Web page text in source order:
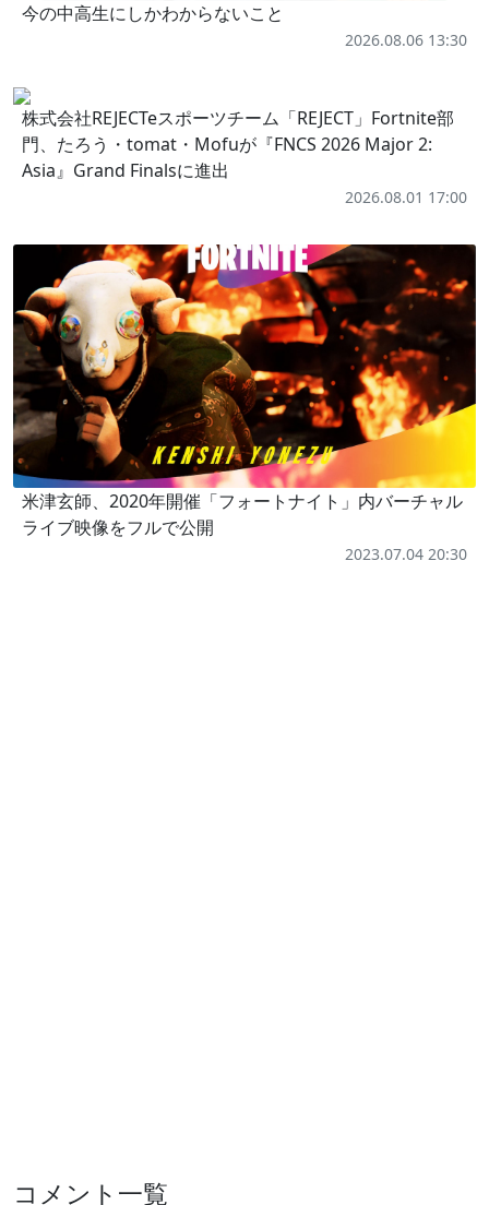
今の中高生にしかわからないこと
2026.08.06 13:30
株式会社REJECTeスポーツチーム「REJECT」Fortnite部
門、たろう・tomat・Mofuが『FNCS 2026 Major 2:
Asia』Grand Finalsに進出
2026.08.01 17:00
米津玄師、2020年開催「フォートナイト」内バーチャル
ライブ映像をフルで公開
2023.07.04 20:30
コメント一覧